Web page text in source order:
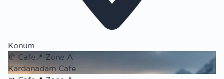
Konum
🥐 Cafe 📍 Zone A
Kardanadam Cafe